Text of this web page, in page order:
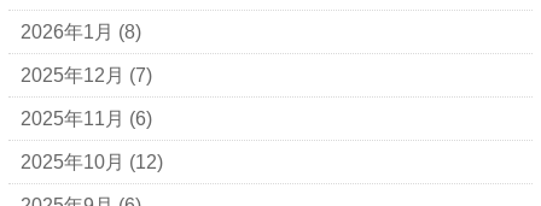
2026年1月 (8)
2025年12月 (7)
2025年11月 (6)
2025年10月 (12)